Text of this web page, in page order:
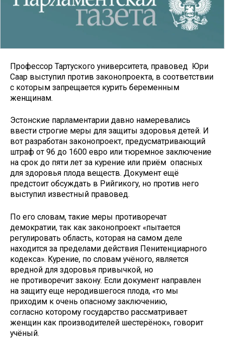
Профессор Тартуского университета, правовед Юри
Саар выступил против законопроекта, в соответствии
с которым запрещается курить беременным
женщинам.
Эстонские парламентарии давно намеревались
ввести строгие меры для защиты здоровья детей. И
вот разработан законопроект, предусматривающий
штраф от 96 до 1600 евро или тюремное заключение
на срок до пяти лет за курение или приём опасных
для здоровья плода веществ. Документ ещё
предстоит обсуждать в Рийгикогу, но против него
выступил известный правовед.
По его словам, такие меры противоречат
демократии, так как законопроект «пытается
регулировать область, которая на самом деле
находится за пределами действия Пенитенциарного
кодекса». Курение, по словам учёного, является
вредной для здоровья привычкой, но
не противоречит закону. Если документ направлен
на защиту еще неродившегося плода, «то мы
приходим к очень опасному заключению,
согласно которому государство рассматривает
женщин как производителей шестерёнок», говорит
учёный.